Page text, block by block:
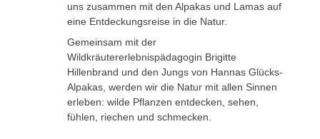
uns zusammen mit den Alpakas und Lamas auf
eine Entdeckungsreise in die Natur.
Gemeinsam mit der
Wildkräutererlebnispädagogin Brigitte
Hillenbrand und den Jungs von Hannas Glücks-
Alpakas, werden wir die Natur mit allen Sinnen
erleben: wilde Pflanzen entdecken, sehen,
fühlen, riechen und schmecken.